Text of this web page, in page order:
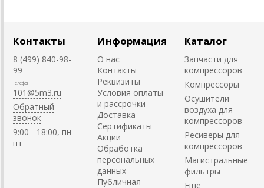
Контакты
8 (499) 840-98-
99
Телефон
101@5m3.ru
Обратный
звонок
9:00 - 18:00, пн-
пт
Информация
О нас
Контакты
Реквизиты
Условия оплаты
и рассрочки
Доставка
Сертификаты
Акции
Обработка
персональных
данных
Публичная
Каталог
Запчасти для
компрессоров
Компрессоры
Осушители
воздуха для
компрессоров
Ресиверы для
компрессоров
Магистральные
фильтры